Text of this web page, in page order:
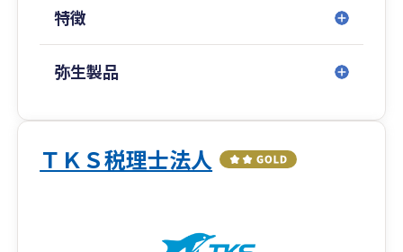
また個人事業主の方の確定申告のみの依頼もお受
けいたします。
是非ご検討いただきまして、お客様にお会いでき
ることを心待ちにしております。
古賀修二税理士事務所
特徴
弥生製品
ＴＫＳ税理士法人